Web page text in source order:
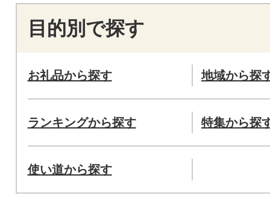
目的別で探す
お礼品から探す 地域から探
ランキングから探す 特集から探
使い道から探す